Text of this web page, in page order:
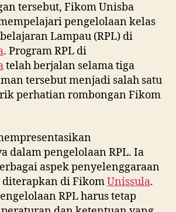
tersebut, Fikom Unisba
pengelolaan kelas
Lampau (RPL) di
. Program RPL di
telah berjalan selama tiga
tersebut menjadi salah satu
perhatian rombongan Fikom
dalam pengelolaan RPL. Ia
aspek penyelenggaraan
diterapkan di FikomUnissula.
RPL harus tetap